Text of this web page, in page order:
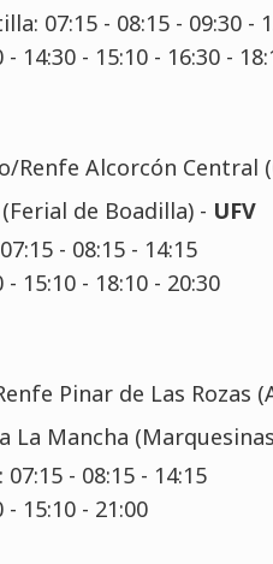
07:15 - 08:15 - 09:30 -
14:30 - 15:10 - 16:30 -
Renfe Alcorcón Central
(Ferial de Boadilla) - UFV
- 08:15 - 14:15
15:10 - 18:10 - 20:30
Pinar de Las Rozas
La Mancha
- 08:15 - 14:15
- 15:10 - 21:00